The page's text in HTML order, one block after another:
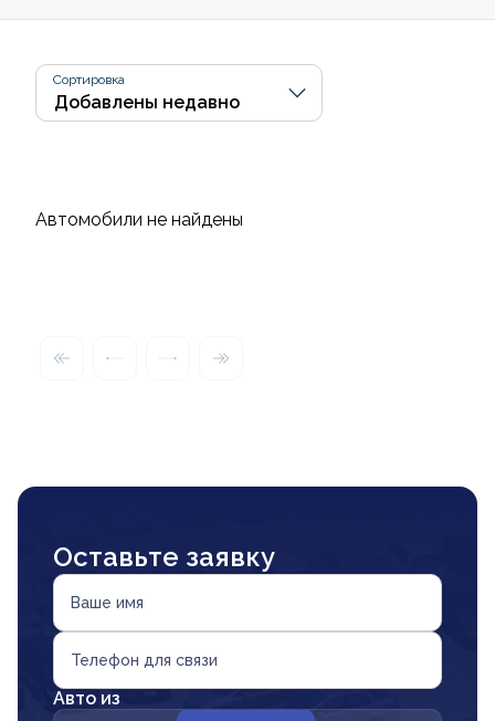
Сортировка
Автомобили не найдены
Оставьте заявку
Ваше имя
Телефон для связи
Авто из